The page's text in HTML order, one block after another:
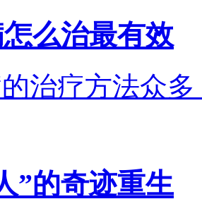
么治最有效
治疗方法众多
”的奇迹重生